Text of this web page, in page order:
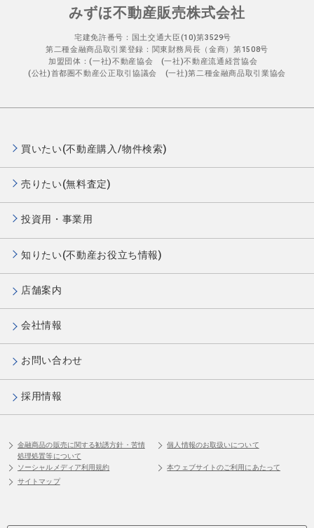
みずほ不動産販売株式会社
宅建免許番号：国土交通大臣(10)第3529号
第二種金融商品取引業登録：関東財務局長（金商）第1508号
加盟団体：(一社)不動産協会 (一社)不動産流通経営協会
(公社)首都圏不動産公正取引協議会 (一社)第二種金融商品取引業協会
買いたい(不動産購入/物件検索)
売りたい(無料査定)
投資用・事業用
知りたい(不動産お役立ち情報)
店舗案内
会社情報
お問い合わせ
採用情報
金融商品の販売に関する勧誘方針・苦情
処理処置等について
個人情報のお取扱いについて
ソーシャルメディア利用規約
本ウェブサイトのご利用にあたって
サイトマップ